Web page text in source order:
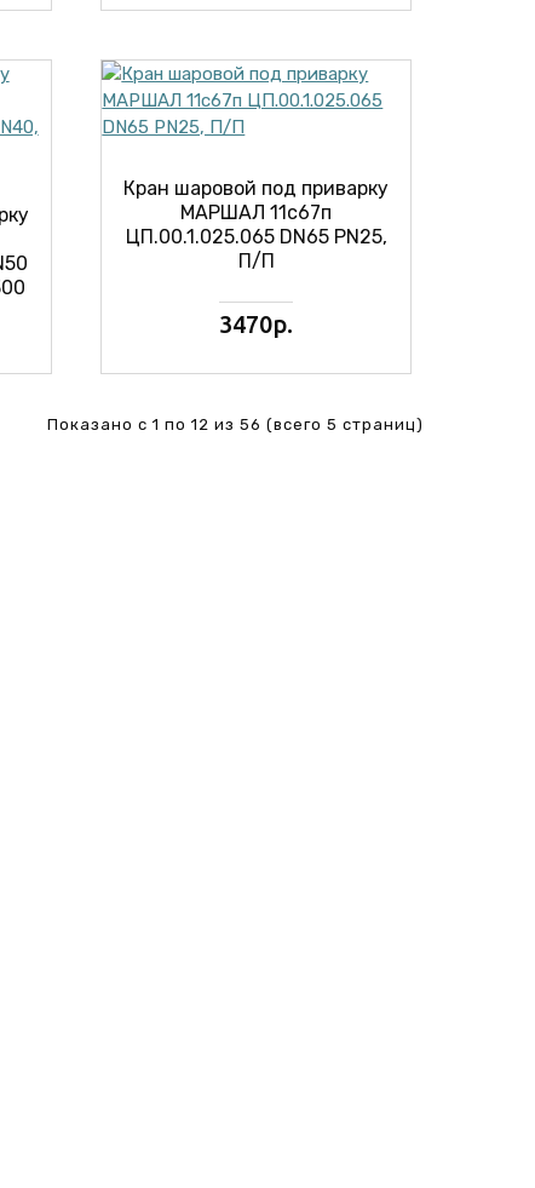
Кран шаровой под приварку
МАРШАЛ 11с67п
ЦП.00.1.025.065 DN65 PN25,
П/П
3470р.
Показано с 1 по 12 из 56 (всего 5 страниц)